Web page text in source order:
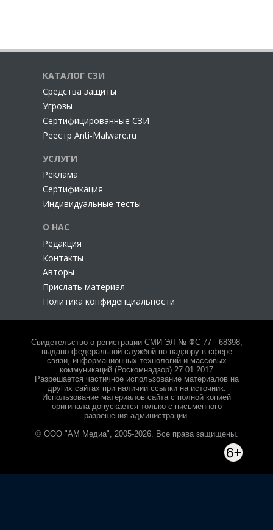
КАТАЛОГ СЗИ
Cредства защиты
Угрозы
Сертифицированные СЗИ
Реестр Anti-Malware.ru
УСЛУГИ
Реклама
Сертификация
Индивидуальные тесты
О НАС
Редакция
Контакты
Авторы
Прислать материал
Политика конфиденциальности
Свидетельство о регистрации СМИ ЭЛ № ФС 77 - 68398,
выдано федеральной службой по надзору в сфере
связи, информационных технологий и массовых
коммуникаций (Роскомнадзор) 27.01.2017
Разрешается частичное использование материалов на
других сайтах при наличии ссылки на источник.
Использование материалов сайта с полной копией
оригинала допускается только с письменного
разрешения администрации.
© ООО "АМ Медиа", 2005-2026. Все права защищены.